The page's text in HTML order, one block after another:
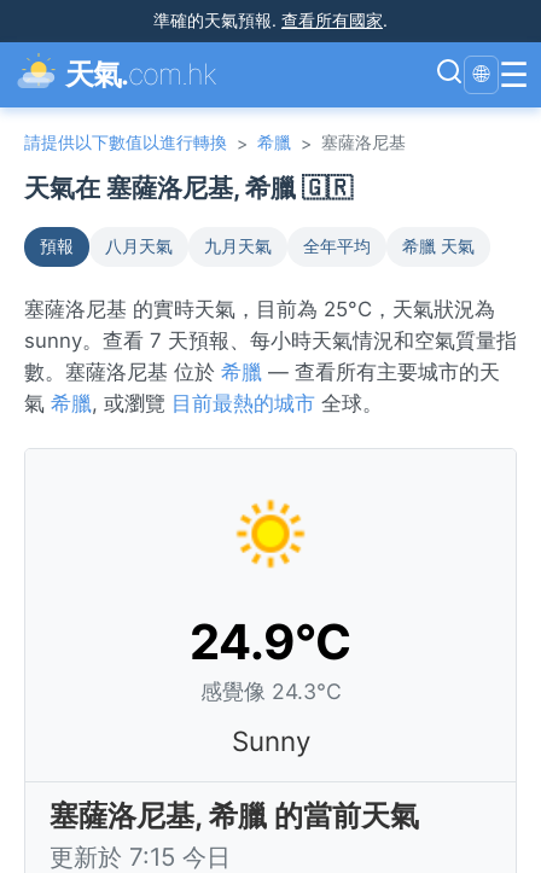
準確的天氣預報. 查看所有國家.
天氣.com.hk 🌐 ☰
請提供以下數值以進行轉換 > 希臘 > 塞薩洛尼基
天氣在 塞薩洛尼基, 希臘 🇬🇷
預報 八月天氣 九月天氣 全年平均 希臘 天氣
塞薩洛尼基 的實時天氣，目前為 25°C，天氣狀況為
sunny。查看 7 天預報、每小時天氣情況和空氣質量指
數。塞薩洛尼基 位於 希臘 — 查看所有主要城市的天
氣 希臘, 或瀏覽 目前最熱的城市 全球。
24.9°C
感覺像 24.3°C
Sunny
塞薩洛尼基, 希臘 的當前天氣
更新於 7:15 今日